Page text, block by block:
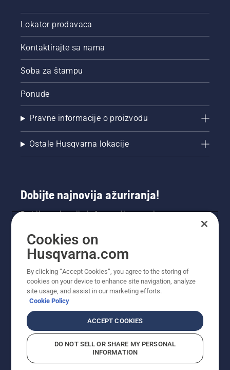
Lokator prodavaca
Kontaktirajte sa nama
Soba za štampu
Ponude
Pravne informacije o proizvodu
Ostale Husqvarna lokacije
Dobijte najnovija ažuriranja!
Dobijte najnovije informacije o novim
proizvodima, specijalnim ponudama i još mnogo
toga. Prijavite se na naš bilten ovdje.
Cookies on
Husqvarna.com
By clicking “Accept Cookies”, you agree to the storing of
cookies on your device to enhance site navigation, analyze
site usage, and assist in our marketing efforts.
Cookie Policy
ACCEPT COOKIES
DO NOT SELL OR SHARE MY PERSONAL
INFORMATION